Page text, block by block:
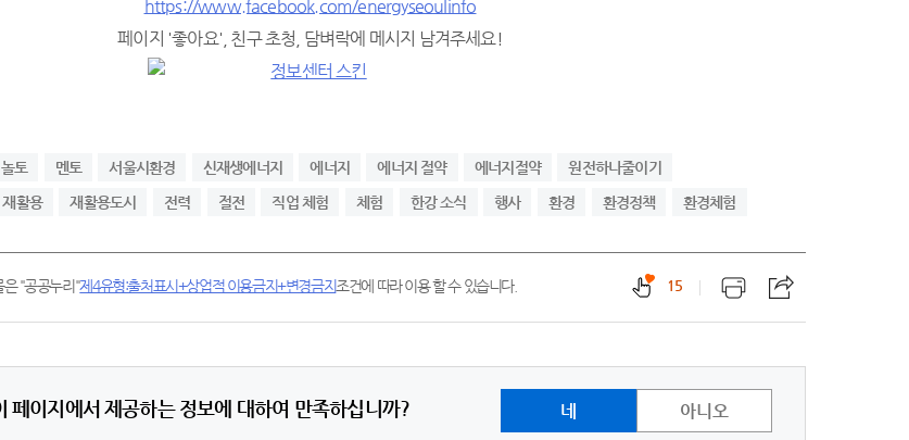
https://www.facebook.com/energyseoulinfo
페이지 '좋아요', 친구 초청, 담벼락에 메시지 남겨주세요!
놀토 멘토 서울시환경 신재생에너지 에너지 에너지 절약 에너지절약
원전하나줄이기
재활용 재활용도시 전력 절전 직업 체험 체험 한강 소식 행사 환경 환경정책 환경체험
15
은 "공공누리"제4유형:출처표시+상업적 이용금지+변경금지조건에 따라 이용 할 수 있습니다.
페이지에서 제공하는 정보에 대하여 만족하십니까? 네 아니오